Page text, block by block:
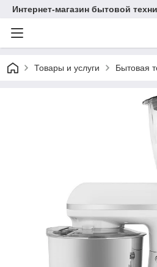
Интернет-магазин бытовой
Товары и услуги Бытовая